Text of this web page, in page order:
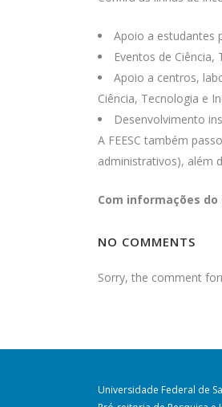
Apoio a estudantes
Eventos de
Apoio a centros,
Ciência, Tecnologia e
Desenvolvimento
A FEESC também
administrativos), além
Com informações do
NO COMMENTS
Sorry, the comment
Universidade Federal de